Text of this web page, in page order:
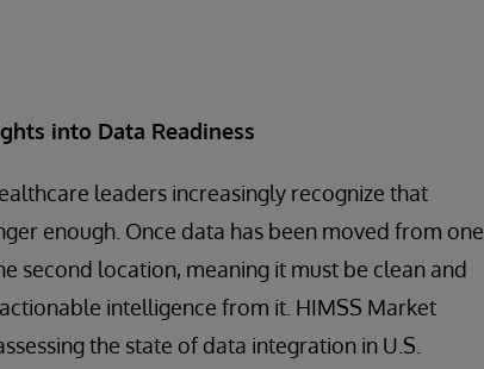
into Data Readiness
leaders increasingly recognize that
enough. Once data has been moved from one
second location, meaning it must be clean and
intelligence from it. HIMSS Market
the state of data integration in U.S.